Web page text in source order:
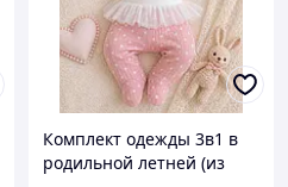
Комплект одежды 3в1 в
родильной летней (из